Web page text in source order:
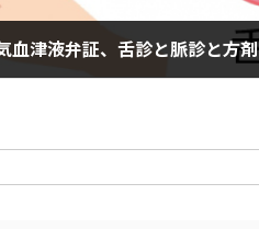
血津液弁証、舌診と脈診と方剤